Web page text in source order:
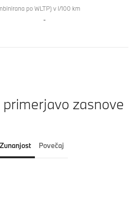
po WLTP) v l/100 km
-
primerjavo zasnove
Zunanjost Povečaj